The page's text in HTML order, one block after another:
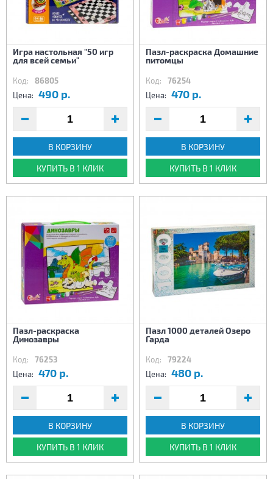
Игра настольная "50 игр
для всей семьи"
Код: 86805
Цена: 490 р.
В КОРЗИНУ
КУПИТЬ В 1 КЛИК
Пазл-раскраска Домашние
питомцы
Код: 76254
Цена: 470 р.
В КОРЗИНУ
КУПИТЬ В 1 КЛИК
Пазл-раскраска
Динозавры
Код: 76253
Цена: 470 р.
В КОРЗИНУ
КУПИТЬ В 1 КЛИК
Пазл 1000 деталей Озеро
Гарда
Код: 79224
Цена: 480 р.
В КОРЗИНУ
КУПИТЬ В 1 КЛИК